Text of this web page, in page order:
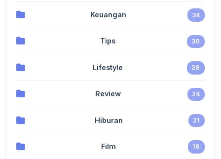
Keuangan 34
Tips 30
Lifestyle 28
Review 24
Hiburan 21
Film 18